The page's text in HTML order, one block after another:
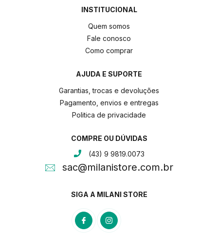
INSTITUCIONAL
Quem somos
Fale conosco
Como comprar
AJUDA E SUPORTE
Garantias, trocas e devoluções
Pagamento, envios e entregas
Politica de privacidade
COMPRE OU DÚVIDAS
(43) 9 9819.0073
sac@milanistore.com.br
SIGA A MILANI STORE